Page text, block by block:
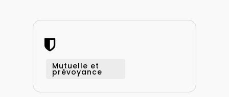
Mutuelle et
prévoyance